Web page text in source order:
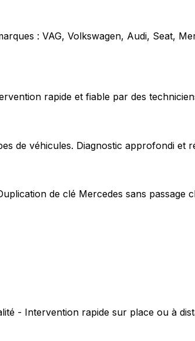
: VAG, Volkswagen, Audi, Seat,
rapide et fiable par des
de véhicules. Diagnostic approfondi et
de clé Mercedes sans passage
- Intervention rapide sur place ou à